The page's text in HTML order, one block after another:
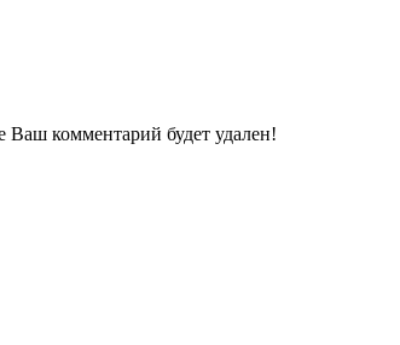
Ваш комментарий будет удален!